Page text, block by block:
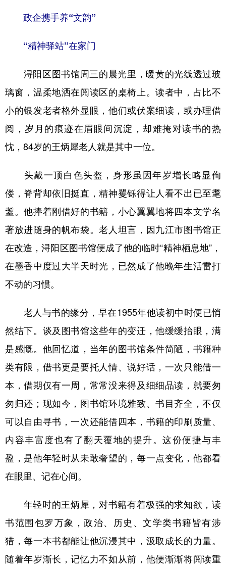
政企携手养“文韵”
“精神驿站”在家门
浔阳区图书馆周三的晨光里，暖黄的光线透过玻
璃窗，温柔地洒在阅读区的桌椅上。读者中，占比不
小的银发老者格外显眼，他们或伏案细读，或办理借
阅，岁月的痕迹在眉眼间沉淀，却难掩对读书的热
忱，84岁的王炳犀老人就是其中一位。
头戴一顶白色头盔，身形虽因年岁增长略显佝
偻，脊背却依旧挺直，精神矍铄得让人看不出已至耄
耋。他捧着刚借好的书籍，小心翼翼地将四本文学名
著放进随身的帆布袋。老人坦言，因九江市图书馆正
在改造，浔阳区图书馆便成了他的临时“精神栖息地”，
在墨香中度过大半天时光，已然成了他晚年生活雷打
不动的习惯。
老人与书的缘分，早在1955年他读初中时便已悄
然结下。谈及图书馆这些年的变迁，他缓缓抬眼，满
是感慨。他回忆道，当年的图书馆条件简陋，书籍种
类有限，借书更是要托人情、说好话，一次只能借一
本，借期仅有一周，常常没来得及细细品读，就要匆
匆归还；现如今，图书馆环境雅致、书目齐全，不仅
可以自由寻书，一次还能借四本，书籍的印刷质量、
内容丰富度也有了翻天覆地的提升。这份便捷与丰
盈，是他年轻时从未敢奢望的，每一点变化，他都看
在眼里、记在心间。
年轻时的王炳犀，对书籍有着极强的求知欲，读
书范围包罗万象，政治、历史、文学类书籍皆有涉
猎，每一本书都能让他沉浸其中，汲取成长的力量。
随着年岁渐长，记忆力不如从前，他便渐渐将阅读重